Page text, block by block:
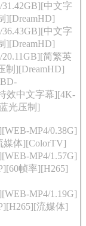
中文字
][DreamHD]
中文字
][DreamHD]
简繁英
制][DreamHD]
效中文字幕][4K-
光压制]
MP4/0.38G]
媒体][ColorTV]
MP4/1.57G]
帧率][H265]
MP4/1.19G]
流媒体]